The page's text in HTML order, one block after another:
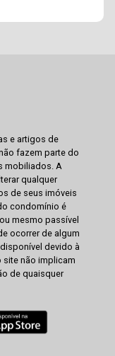
e artigos de
fazem parte do
mobiliados. A
qualquer
de seus imóveis
condomínio é
mesmo passível
ocorrer de algum
devido à
não implicam
de quaisquer